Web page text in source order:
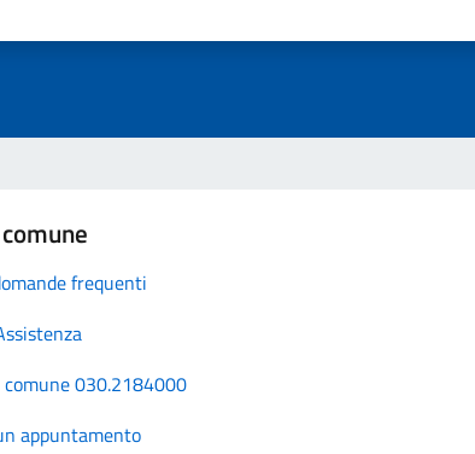
frequenti
comune 030.2184000
appuntamento